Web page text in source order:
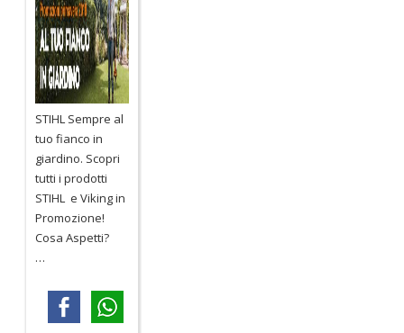
STIHL Sempre al
tuo fianco in
giardino. Scopri
tutti i prodotti
STIHL e Viking in
Promozione!
Cosa Aspetti?
…